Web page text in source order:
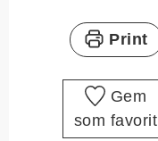
Print
Gem
som favorit